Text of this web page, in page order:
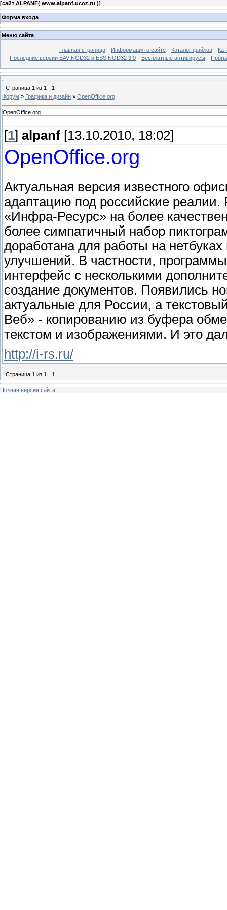
[сайт ALPANF( www.alpanf.ucoz.ru )]
Форма входа
Меню сайта
Главная страница Информация о сайте Каталог файлов
Последние версии EAV NOD32 и ESS NOD32 3.0
Бесплатные антивирусы
Страница 1 из 1
1
Форум » Графика и дизайн » OpenOffice.org
OpenOffice.org
[1] alpanf [13.10.2010, 18:02]
OpenOffice.org
Актуальная версия известного
адаптацию под российские реалии.
«Инфра-Ресурс» на более
более симпатичный набор
доработана для работы на
улучшений. В частности,
интерфейс с несколькими
создание документов. Появились
актуальные для России, а
Веб» - копированию из буфера
текстом и изображениями. И это
http://i-rs.ru/
Страница 1 из 1 1
Полная версия сайта